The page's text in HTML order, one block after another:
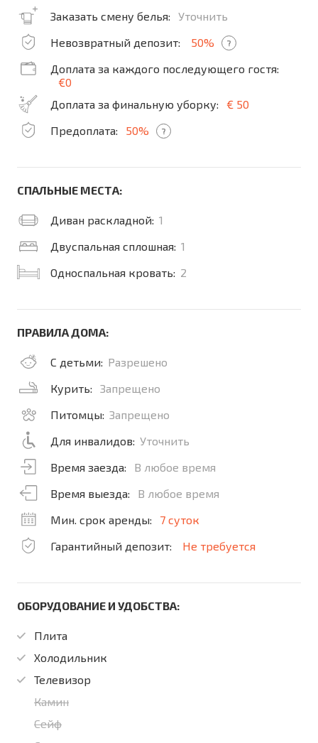
Заказать смену белья:
Уточнить
Невозвратный депозит:
50% ?
Доплата за каждого последующего гостя:
€0
Доплата за финальную уборку:
€ 50
Предоплата:
50% ?
СПАЛЬНЫЕ МЕСТА:
Диван раскладной: 1
Двуспальная сплошная: 1
Односпальная кровать: 2
ПРАВИЛА ДОМА:
С детьми: Разрешено
Курить:
Запрещено
Питомцы: Запрещено
Для инвалидов: Уточнить
Время заезда:
В любое время
Время выезда:
В любое время
Мин. срок аренды:
7 суток
Гарантийный депозит:
Не требуется
ОБОРУДОВАНИЕ И УДОБСТВА:
Плита
Холодильник
Телевизор
Камин
Сейф